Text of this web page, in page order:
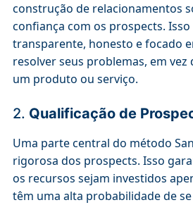
construção de relacionamentos
confiança com os prospects.
transparente, honesto e focado
resolver seus problemas, em vez
um produto ou serviço.
2. Qualificação de
Uma parte central do método
rigorosa dos prospects. Isso
os recursos sejam investidos
têm uma alta probabilidade de